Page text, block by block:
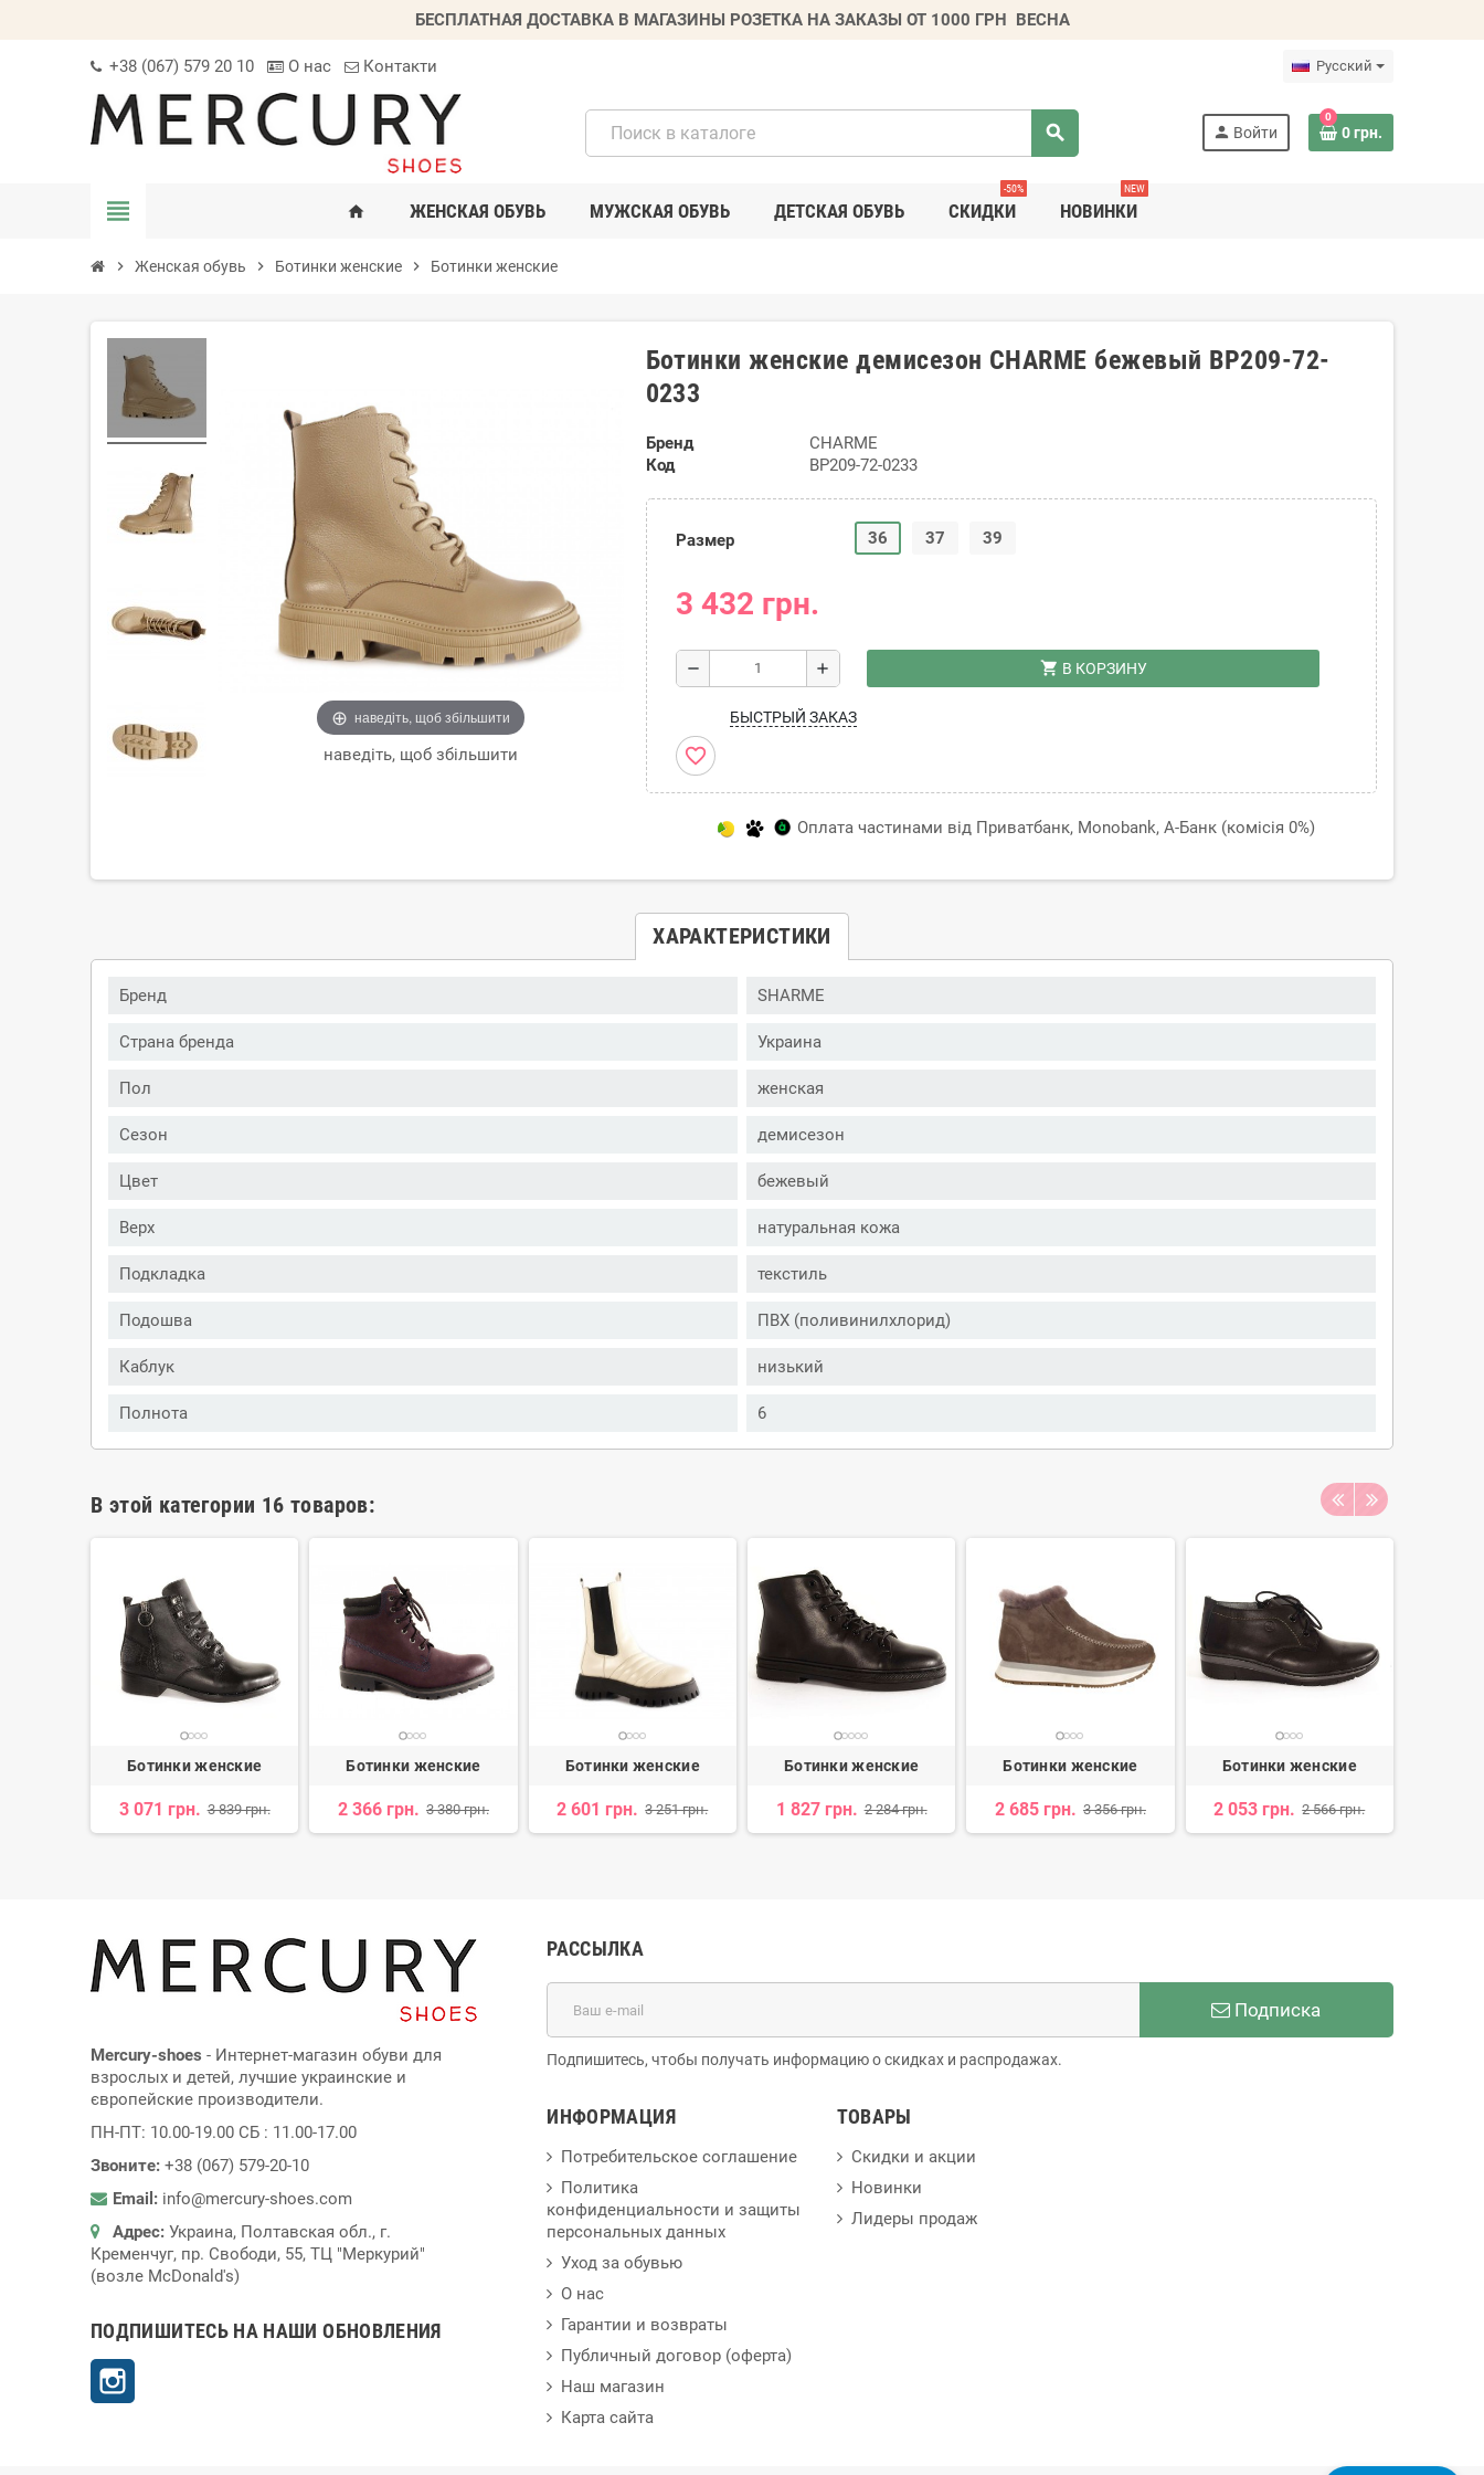
БЕСПЛАТНАЯ ДОСТАВКА В МАГАЗИНЫ РОЗЕТКА НА ЗАКАЗЫ ОТ 1000 ГРН ВЕСНА
+38 (067) 579 20 10 О нас Контакти Русский
search person Войти
0
0 грн.
view_headline home ЖЕНСКАЯ ОБУВЬ МУЖСКАЯ ОБУВЬ ДЕТСКАЯ ОБУВЬ СКИДКИ
-50%
НОВИНКИ
NEW
chevron_right Женская обувь chevron_right Ботинки женские chevron_right Ботинки женские
наведіть, щоб збільшити
наведіть, щоб збільшити
Ботинки женские демисезон CHARME бежевый BP209-72-
0233
Бренд
CHARME
Код
BP209-72-0233
Размер 36 37 39
3 432 грн.
remove add shopping_cart В КОРЗИНУ
БЫСТРЫЙ ЗАКАЗ
favorite_border
Оплата частинами від Приватбанк, Monobank, А-Банк (комісія 0%)
ХАРАКТЕРИСТИКИ
Бренд SHARME
Страна бренда Украина
Пол женская
Сезон демисезон
Цвет бежевый
Верх натуральная кожа
Подкладка текстиль
Подошва ПВХ (поливинилхлорид)
Каблук низький
Полнота 6
В этой категории 16 товаров:
Ботинки женские
3 071 грн. 3 839 грн.
Ботинки женские
2 366 грн. 3 380 грн.
Ботинки женские
2 601 грн. 3 251 грн.
Ботинки женские
1 827 грн. 2 284 грн.
Ботинки женские
2 685 грн. 3 356 грн.
Ботинки женские
2 053 грн. 2 566 грн.
Mercury-shoes - Интернет-магазин обуви для
взрослых и детей, лучшие украинские и
європейские производители.
ПН-ПТ: 10.00-19.00 СБ : 11.00-17.00
Звоните: +38 (067) 579-20-10
Email: info@mercury-shoes.com
Адрес: Украина, Полтавская обл., г.
Кременчуг, пр. Свободи, 55, ТЦ "Меркурий"
(возле McDonald's)
ПОДПИШИТЕСЬ НА НАШИ ОБНОВЛЕНИЯ
РАССЫЛКА
Подписка
Подпишитесь, чтобы получать информацию о скидках и распродажах.
ИНФОРМАЦИЯ
Потребительское соглашение
Политика
конфиденциальности и защиты
персональных данных
Уход за обувью
О нас
Гарантии и возвраты
Публичный договор (оферта)
Наш магазин
Карта сайта
ТОВАРЫ
Скидки и акции
Новинки
Лидеры продаж